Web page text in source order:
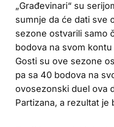
„Građevinari“ su
sumnje da će dati sve
sezone ostvarili samo
bodova na svom
Gosti su ove sezone
pa sa 40 bodova na
ovosezonski duel ova
Partizana, a rezultat je